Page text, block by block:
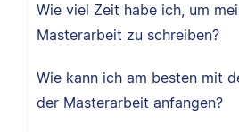
Wie viel Zeit habe ich, um
Masterarbeit zu schreiben?
Wie kann ich am besten mit
der Masterarbeit anfangen?